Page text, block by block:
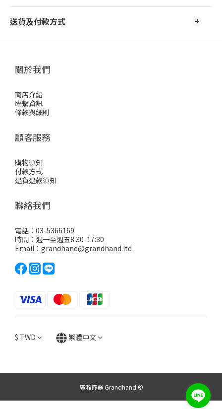
送貨及付款方式
關於我們
商店介紹
聯繫資訊
條款與細則
顧客服務
購物須知
付款方式
退貨退款須知
聯絡我們
電話：03-5366169
時間：週一至週五8:30-17:30
Email：grandhand@grandhand.ltd
$ TWD 繁體中文
廣瀚儀器 Grandhand ©